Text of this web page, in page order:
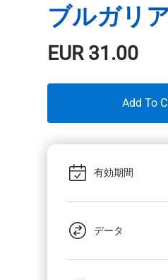
ブルガリ
EUR31.00
Add To
有効期間
データ